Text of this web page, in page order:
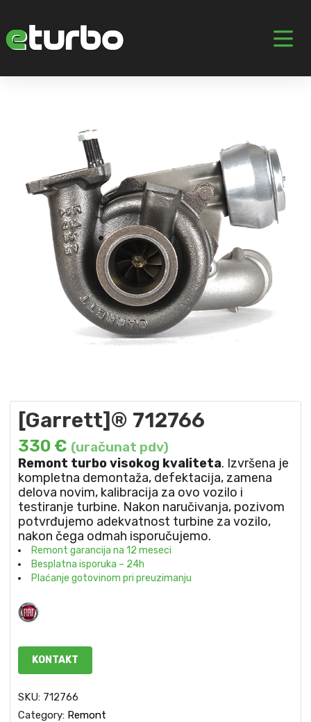
[Garrett]® 712766
330 € (uračunat pdv)
Remont turbo visokog kvaliteta. Izvršena je
kompletna demontaža, defektacija, zamena
delova novim, kalibracija za ovo vozilo i
testiranje turbine. Nakon naručivanja, pozivom
potvrđujemo adekvatnost turbine za vozilo,
nakon čega odmah isporučujemo.
Remont garancija na 12 meseci
Besplatna isporuka – 24h
Plaćanje gotovinom pri preuzimanju
KONTAKT
SKU: 712766
Category: Remont